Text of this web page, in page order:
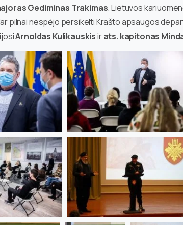
Gediminas Trakimas. Lietuvos
pilnai nespėjo persikelti Krašto apsaugos
Arnoldas Kulikauskisirats. kapitonas